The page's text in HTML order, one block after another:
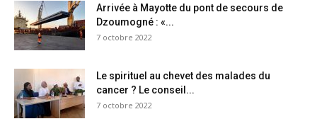
Arrivée à Mayotte du pont de secours de
Dzoumogné : «...
7 octobre 2022
Le spirituel au chevet des malades du
cancer ? Le conseil...
7 octobre 2022